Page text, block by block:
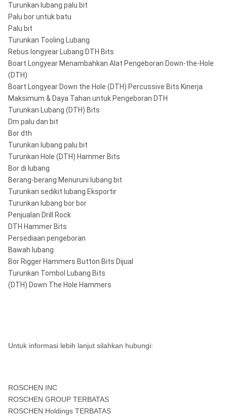
Turunkan lubang palu bit
Palu bor untuk batu
Palu bit
Turunkan Tooling Lubang
Rebus longyear Lubang DTH Bits
Boart Longyear Menambahkan Alat Pengeboran Down-the-Hole
(DTH)
Boart Longyear Down the Hole (DTH) Percussive Bits Kinerja
Maksimum & Daya Tahan untuk Pengeboran DTH
Turunkan Lubang (DTH) Bits
Dm palu dan bit
Bor dth
Turunkan lubang palu bit
Turunkan Hole (DTH) Hammer Bits
Bor di lubang
Berang-berang Menuruni lubang bit
Turunkan sedikit lubang Eksportir
Turunkan lubang bor bor
Penjualan Drill Rock
DTH Hammer Bits
Persediaan pengeboran
Bawah lubang
Bor Rigger Hammers Button Bits Dijual
Turunkan Tombol Lubang Bits
(DTH) Down The Hole Hammers
Untuk informasi lebih lanjut silahkan hubungi:
ROSCHEN INC
ROSCHEN GROUP TERBATAS
ROSCHEN Holdings TERBATAS